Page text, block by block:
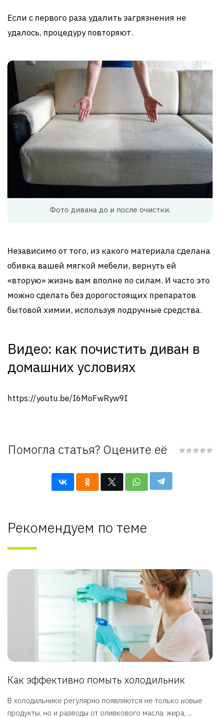
Если с первого раза удалить загрязнения не
удалось, процедуру повторяют.
Фото дивана до и после очистки.
Независимо от того, из какого материала сделана
обивка вашей мягкой мебели, вернуть ей
«вторую» жизнь вам вполне по силам. И часто это
можно сделать без дорогостоящих препаратов
бытовой химии, используя подручные средства.
Видео: как почистить диван в
домашних условиях
https://youtu.be/I6MoFwRyw9I
Помогла статья? Оцените её
Рекомендуем по теме
Как эффективно помыть холодильник
В холодильнике регулярно появляются не только новые
продукты, но и разводы от оливкового масла, жира, ...